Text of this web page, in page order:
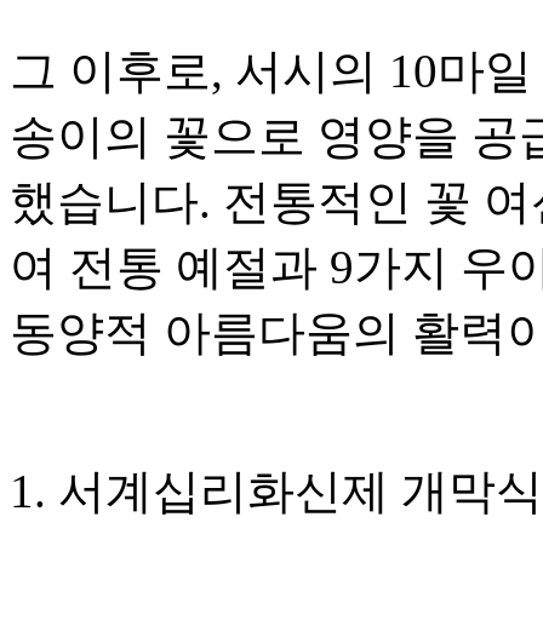
그 이후로, 서시의 10마
송이의 꽃으로 영양을 공
했습니다. 전통적인 꽃
여 전통 예절과 9가지 우
동양적 아름다움의 활력
1. 서계십리화신제 개막